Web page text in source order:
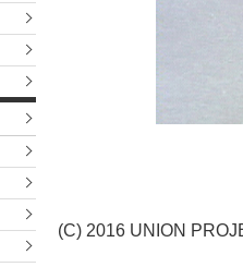
(C) 2016 UNION